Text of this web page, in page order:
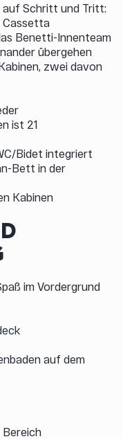
auf Schritt und Tritt:
Cassetta
Benetti-Innenteam
übergehen
zwei davon
ist 21
Bidet integriert
Bett in der
Kabinen
im Vordergrund
auf dem